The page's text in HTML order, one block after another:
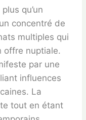
qu’un
concentré de
multiples qui
offre nuptiale.
par une
influences
La
tout en étant